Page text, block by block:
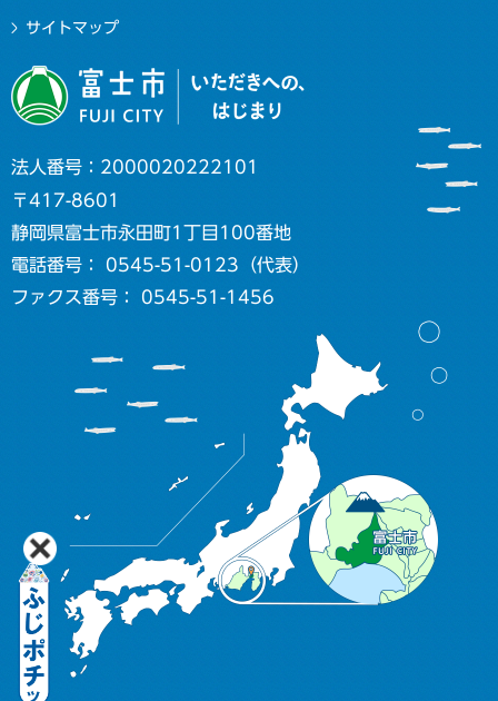
サイトマップ
法人番号：2000020222101
〒417-8601
静岡県富士市永田町1丁目100番地
電話番号： 0545-51-0123（代表）
ファクス番号： 0545-51-1456